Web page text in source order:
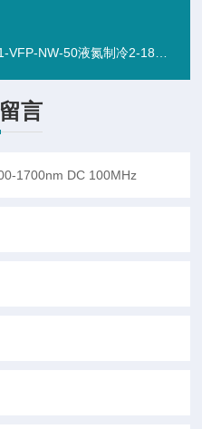
50液氮制冷2-18um MCT探测器
言